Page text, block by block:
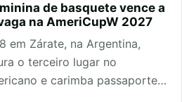
de basquete vence a
na AmeriCupW 2027
em Zárate, na Argentina,
o terceiro lugar no
e carimba passaporte…